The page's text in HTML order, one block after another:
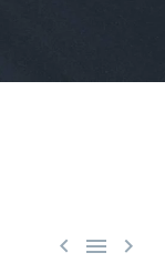
  